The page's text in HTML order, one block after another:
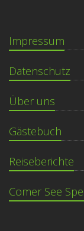
Impressum
Datenschutz
Über uns
Gästebuch
Reiseberichte
Comer See